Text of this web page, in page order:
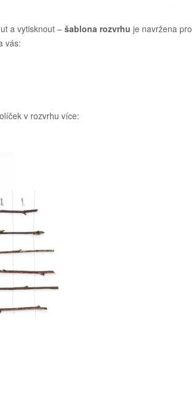
a vytisknout – šablona rozvrhu je navržena pro
vás:
v rozvrhu více: